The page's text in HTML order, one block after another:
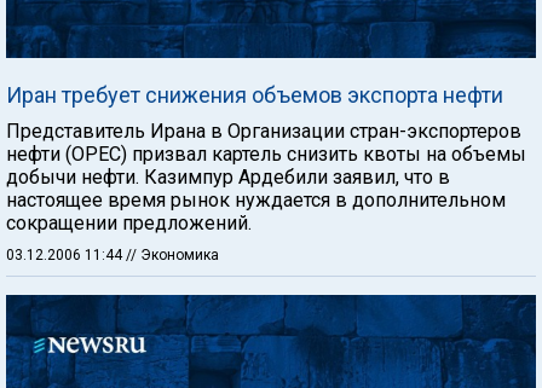
Иран требует снижения объемов экспорта нефти
Представитель Ирана в Организации стран-экспортеров
нефти (ОРЕС) призвал картель снизить квоты на объемы
добычи нефти. Казимпур Ардебили заявил, что в
настоящее время рынок нуждается в дополнительном
сокращении предложений.
03.12.2006 11:44// Экономика